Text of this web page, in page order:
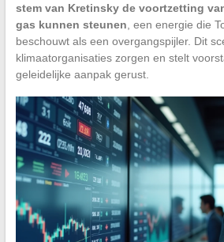
stem van Kretinsky de voortzetting
gas kunnen steunen , een energie die
beschouwt als een overgangspijler. Dit
klimaatorganisaties zorgen en stelt
geleidelijke aanpak gerust.